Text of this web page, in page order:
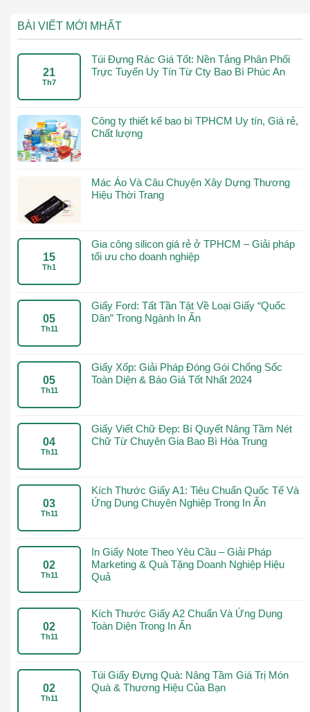
BÀI VIẾT MỚI MHẤT
21
Th7
Túi Đựng Rác Giá Tốt: Nền Tảng Phân Phối
Trực Tuyến Uy Tín Từ Cty Bao Bì Phúc An
Công ty thiết kế bao bì TPHCM Uy tín, Giá rẻ,
Chất lượng
Mác Áo Và Câu Chuyện Xây Dựng Thương
Hiệu Thời Trang
15
Th1
Gia công silicon giá rẻ ở TPHCM – Giải pháp
tối ưu cho doanh nghiệp
05
Th11
Giấy Ford: Tất Tần Tật Về Loại Giấy “Quốc
Dân” Trong Ngành In Ấn
05
Th11
Giấy Xốp: Giải Pháp Đóng Gói Chống Sốc
Toàn Diện & Báo Giá Tốt Nhất 2024
04
Th11
Giấy Viết Chữ Đẹp: Bí Quyết Nâng Tầm Nét
Chữ Từ Chuyên Gia Bao Bì Hòa Trung
03
Th11
Kích Thước Giấy A1: Tiêu Chuẩn Quốc Tế Và
Ứng Dụng Chuyên Nghiệp Trong In Ấn
02
Th11
In Giấy Note Theo Yêu Cầu – Giải Pháp
Marketing & Quà Tặng Doanh Nghiệp Hiệu
Quả
02
Th11
Kích Thước Giấy A2 Chuẩn Và Ứng Dụng
Toàn Diện Trong In Ấn
02
Th11
Túi Giấy Đựng Quà: Nâng Tầm Giá Trị Món
Quà & Thương Hiệu Của Bạn